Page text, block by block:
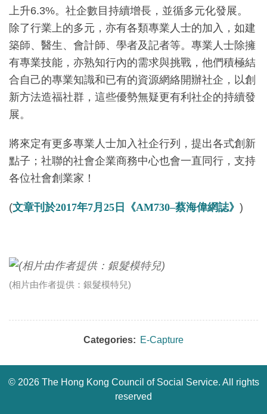
上升6.3%。社企數目持續增長，並循多元化發展。
除了行業上的多元，亦有各類專業人士的加入，如建
築師、醫生、會計師、學者及記者等。專業人士除擁
有專業技能，亦熟知行內的需求與挑戰，他們積極結
合自己的專業知識和已有的資源網絡開辦社企，以創
新方法造福社群，這些優勢無疑更有利社企的持續發
展。
將來定有更多專業人士加入社企行列，提出各式創新
點子；社聯的社會企業商務中心也會一直同行，支持
各位社會創業家！
(文章刊於2017年7月25日《AM730–蔡海偉網誌》 )
(相片由作者提供：銀髮模特兒)
Categories: E-Capture
© 2026 The Hong Kong Council of Social Service. All rights
reserved